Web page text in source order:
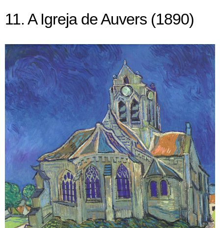
11. A Igreja de Auvers (1890)